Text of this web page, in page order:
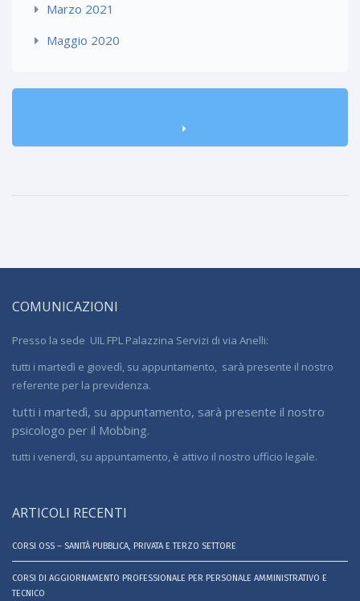
Marzo 2021
Maggio 2020
COMUNICAZIONI
Presso la sede UIL FPL Palazzina Servizi di via Anelli:
tutti i martedì e giovedì, su appuntamento, sarà presente il nostro
referente per la previdenza.
tutti i martedì, su appuntamento, sarà presente il nostro
psicologo per il Mobbing.
tutti i venerdì, su appuntamento, è attivo il nostro ufficio legale.
ARTICOLI RECENTI
CORSI OSS – SANITÀ PUBBLICA, PRIVATA E TERZO SETTORE
CORSI DI AGGIORNAMENTO PROFESSIONALE PER PERSONALE AMMINISTRATIVO E
TECNICO